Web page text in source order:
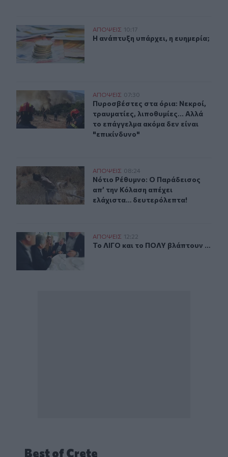
Η ανάπτυξη υπάρχει, η ευημερία;
ΑΠΟΨΕΙΣ 10:17
Η ανάπτυξη υπάρχει, η ευημερία;
Η ανάπτυξη υπάρχει, η ευημερία;
Πυροσβέστες στα όρια: Νεκροί, τραυματίες,
ΑΠΟΨΕΙΣ 07:30
Πυροσβέστες στα όρια: Νεκροί,
Πυροσβέστες στα όρια: Νεκροί,
τραυματίες, λιποθυμίες... Αλλά
το επάγγελμα ακόμα δεν είναι
"επικίνδυνο"
Νότιο Ρέθυμνο: Ο Παράδεισος απ’ την Κόλαση απέχει
ΑΠΟΨΕΙΣ 08:24
Νότιο Ρέθυμνο: Ο Παράδεισος απ’
Νότιο Ρέθυμνο: Ο Παράδεισος
απ’ την Κόλαση απέχει
ελάχιστα… δευτερόλεπτα!
Το ΛΙΓΟ και το ΠΟΛΥ βλάπτουν …
ΑΠΟΨΕΙΣ 12:22
Το ΛΙΓΟ και το ΠΟΛΥ βλάπτουν …
Το ΛΙΓΟ και το ΠΟΛΥ βλάπτουν …
Best of Crete